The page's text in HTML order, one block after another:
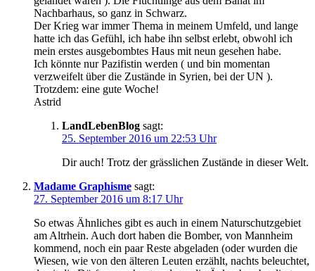
Nachbarhaus, so ganz in Schwarz.
Der Krieg war immer Thema in meinem Umfeld, und lange
hatte ich das Gefühl, ich habe ihn selbst erlebt, obwohl ich
mein erstes ausgebombtes Haus mit neun gesehen habe.
Ich könnte nur Pazifistin werden ( und bin momentan
verzweifelt über die Zustände in Syrien, bei der UN ).
Trotzdem: eine gute Woche!
Astrid
LandLebenBlog sagt:
25. September 2016 um 22:53 Uhr
Dir auch! Trotz der grässlichen Zustände in dieser Welt.
Madame Graphisme sagt:
27. September 2016 um 8:17 Uhr
So etwas Ähnliches gibt es auch in einem Naturschutzgebiet
am Altrhein. Auch dort haben die Bomber, von Mannheim
kommend, noch ein paar Reste abgeladen (oder wurden die
Wiesen, wie von den älteren Leuten erzählt, nachts beleuchtet,